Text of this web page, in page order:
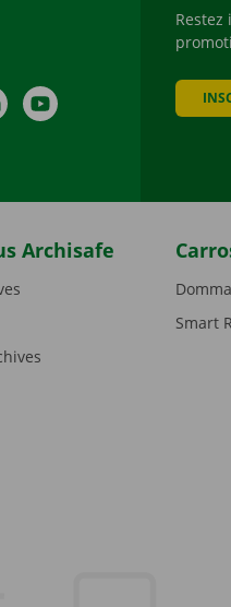
LinkedInYouTube
Archisafe
Smart